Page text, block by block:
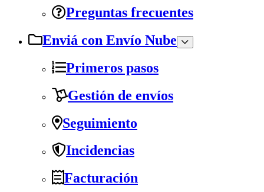
Preguntas frecuentes
Enviá con Envío Nube
Primeros pasos
Gestión de envíos
Seguimiento
Incidencias
Facturación